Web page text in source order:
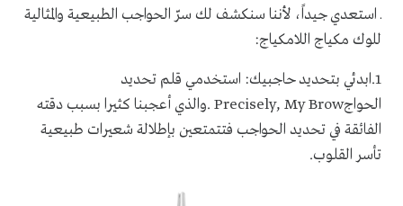
ـاستعدي جيداً، لأننا سنكشف لك سرّ الحواجب الطبيعية والمثالية
للوك مكياج اللامكياج:
1
.ابدئي بتحديد حاجبيك: استخدمي قلم تحديد
الحواجPrecisely, My Brow .والذي أعجبنا كثيرا بسبب دقته
الفائقة في تحديد الحواجب فتتمتعين بإطلالة شعيرات طبيعية
تأسر القلوب.